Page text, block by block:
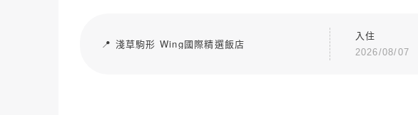
📍 淺草駒形 Wing國際精選飯店
入住
2026/08/07